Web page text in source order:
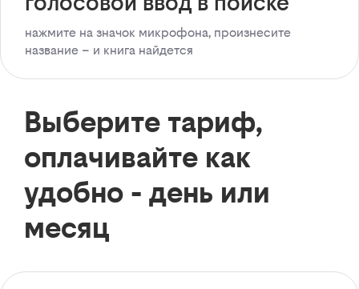
нажмите на значок микрофона, произнесите
название – и книга найдется
Выберите тариф,
оплачивайте как
удобно - день или
месяц